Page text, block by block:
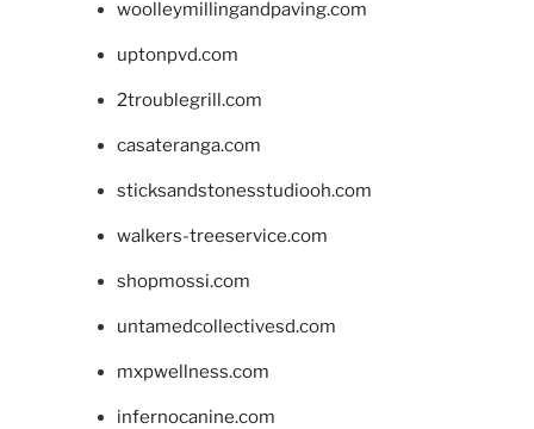
woolleymillingandpaving.com
uptonpvd.com
2troublegrill.com
casateranga.com
sticksandstonesstudiooh.com
walkers-treeservice.com
shopmossi.com
untamedcollectivesd.com
mxpwellness.com
infernocanine.com